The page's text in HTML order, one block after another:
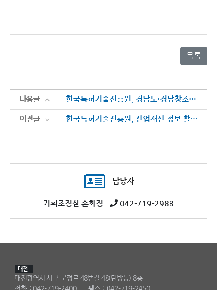
목록
다음글 한국특허기술진흥원, 경남도·경남창조경제혁신센터와 3자간 업무협약 체결
다음글
이전글 한국특허기술진흥원, 산업재산 정보 활용·확산 촉진을 위한 국회토론회 참석
이전글
담당자
기획조정실 손화정 042-719-2988
대전
대전광역시 서구 문정로 48번길 48(탄방동) 8층
전화 : 042-719-2400
팩스 : 042-719-2450